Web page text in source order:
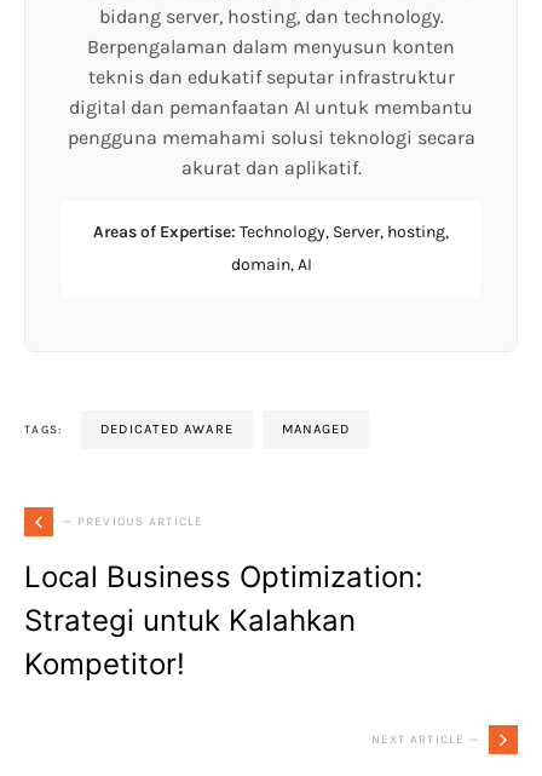
bidang server, hosting, dan technology.
Berpengalaman dalam menyusun konten
teknis dan edukatif seputar infrastruktur
digital dan pemanfaatan AI untuk membantu
pengguna memahami solusi teknologi secara
akurat dan aplikatif.
Areas of Expertise: Technology, Server, hosting,
domain, AI
TAGS: DEDICATED AWARE MANAGED
— PREVIOUS ARTICLE
Local Business Optimization:
Strategi untuk Kalahkan
Kompetitor!
NEXT ARTICLE —